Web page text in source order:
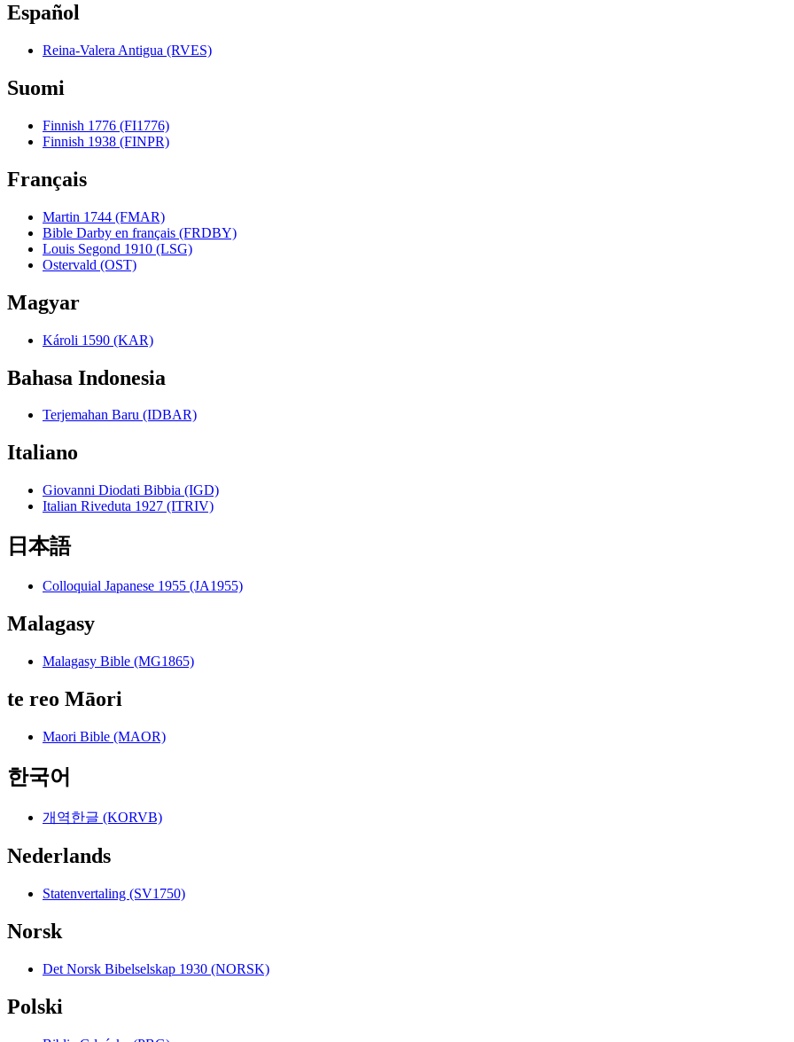
Español
Reina-Valera Antigua (RVES)
Suomi
Finnish 1776 (FI1776)
Finnish 1938 (FINPR)
Français
Martin 1744 (FMAR)
Bible Darby en français (FRDBY)
Louis Segond 1910 (LSG)
Ostervald (OST)
Magyar
Károli 1590 (KAR)
Bahasa Indonesia
Terjemahan Baru (IDBAR)
Italiano
Giovanni Diodati Bibbia (IGD)
Italian Riveduta 1927 (ITRIV)
日本語
Colloquial Japanese 1955 (JA1955)
Malagasy
Malagasy Bible (MG1865)
te reo Māori
Maori Bible (MAOR)
한국어
개역한글 (KORVB)
Nederlands
Statenvertaling (SV1750)
Norsk
Det Norsk Bibelselskap 1930 (NORSK)
Polski